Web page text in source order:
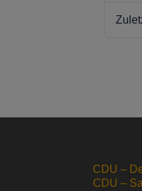
CDU –
CDU –